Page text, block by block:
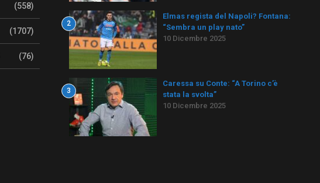
(558)
(1707)
(76)
2
Elmas regista del Napoli? Fontana:
“Sembra un play nato”
10 Dicembre 2025
3
Caressa su Conte: “A Torino c’è
stata la svolta”
10 Dicembre 2025